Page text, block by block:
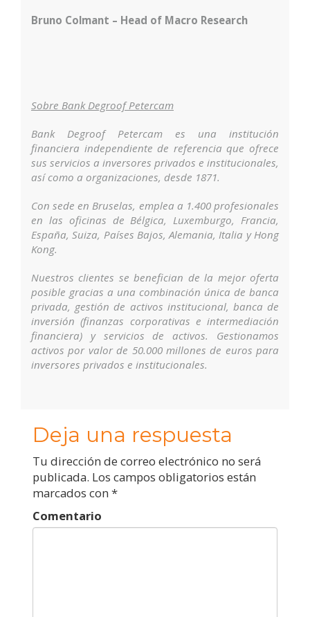
Bruno Colmant – Head of Macro Research
Sobre Bank Degroof Petercam
Bank Degroof Petercam es una institución
financiera independiente de referencia que ofrece
sus servicios a inversores privados e institucionales,
así como a organizaciones, desde 1871.
Con sede en Bruselas, emplea a 1.400 profesionales
en las oficinas de Bélgica, Luxemburgo, Francia,
España, Suiza, Países Bajos, Alemania, Italia y Hong
Kong.
Nuestros clientes se benefician de la mejor oferta
posible gracias a una combinación única de banca
privada, gestión de activos institucional, banca de
inversión (finanzas corporativas e intermediación
financiera) y servicios de activos. Gestionamos
activos por valor de 50.000 millones de euros para
inversores privados e institucionales.
Deja una respuesta
Tu dirección de correo electrónico no será
publicada. Los campos obligatorios están
marcados con *
Comentario